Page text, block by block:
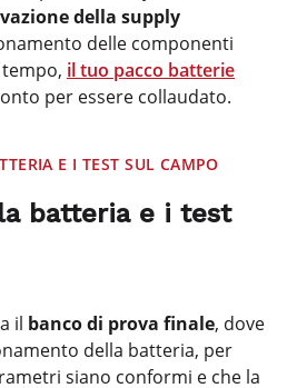
della supply
delle componenti
il tuo pacco batterie
per essere collaudato.
E I TEST SUL CAMPO
batteria e i test
il banco di prova finale, dove
della batteria, per
siano conformi e che la